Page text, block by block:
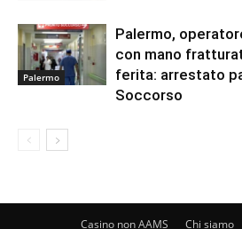
Palermo
Palermo,
con mano
ferita: arrestato
Soccorso
Casino non AAMS Chi siamo